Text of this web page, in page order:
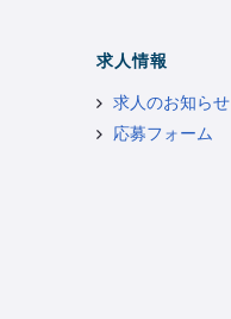
求人情報
求人のお知らせ
応募フォーム